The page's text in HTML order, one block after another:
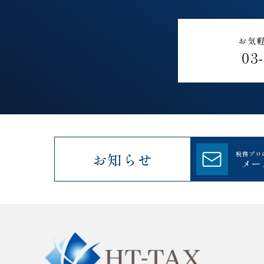
お気
お知らせ 税務プロ
メ